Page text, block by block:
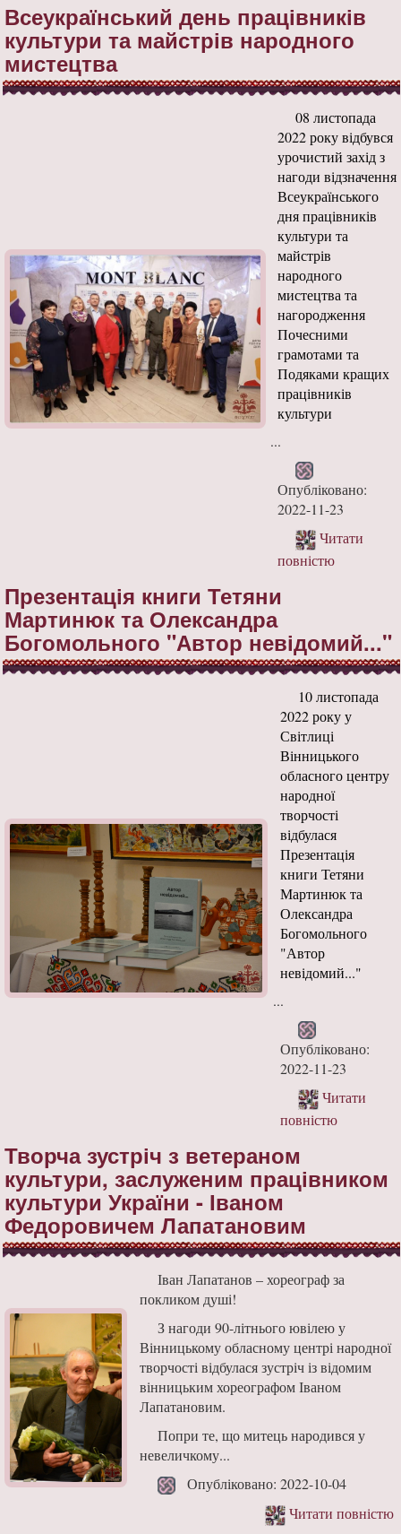
Всеукраїнський день працівників
культури та майстрів народного
мистецтва
08 листопада
2022 року відбувся
урочистий захід з
нагоди відзначення
Всеукраїнського
дня працівників
культури та
майстрів
народного
мистецтва та
нагородження
Почесними
грамотами та
Подяками кращих
працівників
культури
...
Опубліковано:
2022-11-23
Читати
повністю
Презентація книги Тетяни
Мартинюк та Олександра
Богомольного "Автор невідомий..."
10 листопада
2022 року у
Світлиці
Вінницького
обласного центру
народної
творчості
відбулася
Презентація
книги Тетяни
Мартинюк та
Олександра
Богомольного
"Автор
невідомий..."
...
Опубліковано:
2022-11-23
Читати
повністю
Творча зустріч з ветераном
культури, заслуженим працівником
культури України - Іваном
Федоровичем Лапатановим
Іван Лапатанов – хореограф за
покликом душі!
З нагоди 90-літнього ювілею у
Вінницькому обласному центрі народної
творчості відбулася зустріч із відомим
вінницьким хореографом Іваном
Лапатановим.
Попри те, що митець народився у
невеличкому...
Опубліковано: 2022-10-04
Читати повністю